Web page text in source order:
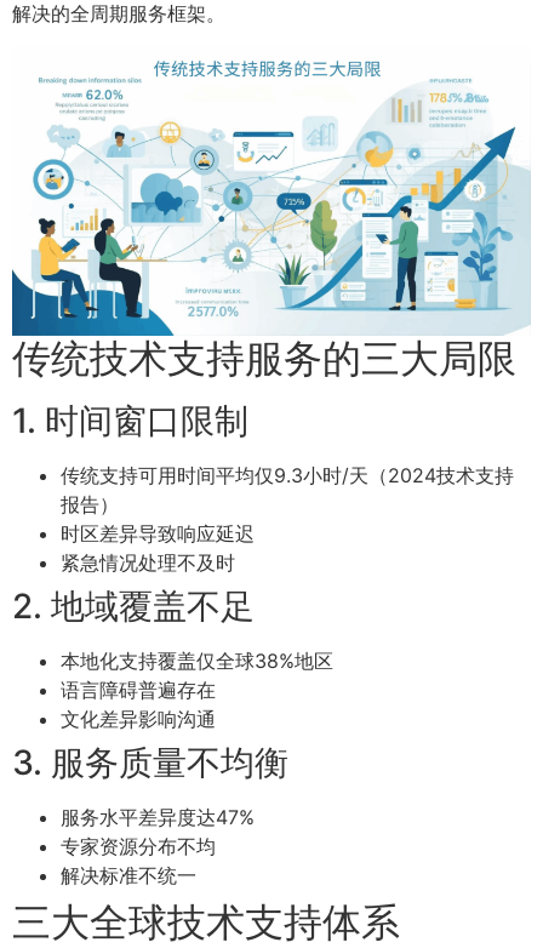
解决的全周期服务框架。
传统技术支持服务的三大局限
1. 时间窗口限制
传统支持可用时间平均仅9.3小时/天（2024技术支持
报告）
时区差异导致响应延迟
紧急情况处理不及时
2. 地域覆盖不足
本地化支持覆盖仅全球38%地区
语言障碍普遍存在
文化差异影响沟通
3. 服务质量不均衡
服务水平差异度达47%
专家资源分布不均
解决标准不统一
三大全球技术支持体系